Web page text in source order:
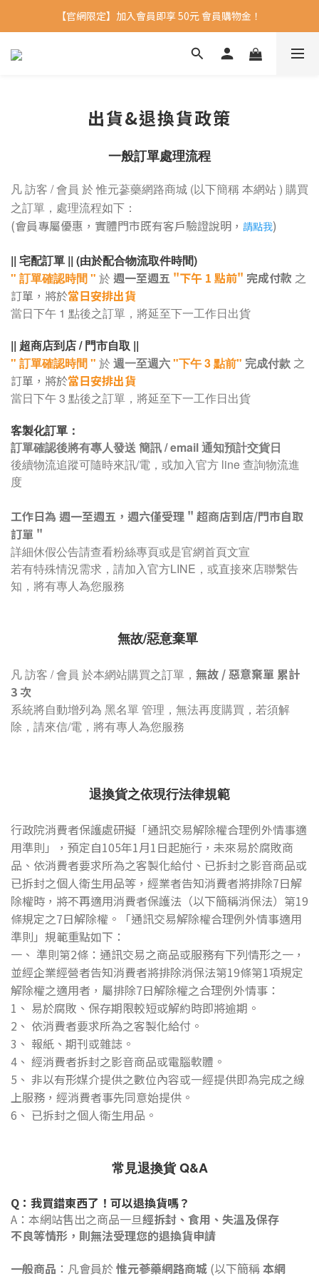
【官網限定】加入會員即享 50元 會員購物金！
出貨&退換貨政策
一般訂單處理流程
凡 訪客 / 會員 於惟元蔘藥網路商城 (以下簡稱本網站 ) 購買
之訂單，處理流程如下：
(會員專屬優惠，實體門市既有客戶驗證說明， 請點我)
|| 宅配訂單 || (由於配合物流取件時間)
" 訂單確認時間 " 於 週一至週五 "下午 1 點前" 完成付款 之
訂單，將於當日安排出貨
當日下午 1 點後之訂單，將延至下一工作日出貨
|| 超商店到店 / 門市自取 ||
" 訂單確認時間 " 於 週一至週六"下午 3 點前" 完成付款 之
訂單，將於當日安排出貨
當日下午 3 點後之訂單，將延至下一工作日出貨
客製化訂單：
訂單確認後將有專人發送 簡訊 / email 通知預計交貨日
後續物流追蹤可隨時來訊/電，或加入官方 line 查詢物流進
度
工作日為 週一至週五，週六僅受理 " 超商店到店/門市自取
訂單 "
詳細休假公告請查看粉絲專頁或是官網首頁文宣
若有特殊情況需求，請加入官方LINE，或直接來店聯繫告
知，將有專人為您服務
無故/惡意棄單
凡 訪客 / 會員 於本網站購買之訂單， 無故 / 惡意棄單 累計
3 次
系統將自動增列為 黑名單 管理，無法再度購買，若須解
除，請來信/電，將有專人為您服務
退換貨之依現行法律規範
行政院消費者保護處研擬「通訊交易解除權合理例外情事適
用準則」，預定自105年1月1日起施行，未來易於腐敗商
品、依消費者要求所為之客製化給付、已拆封之影音商品或
已拆封之個人衛生用品等，經業者告知消費者將排除7日解
除權時，將不再適用消費者保護法（以下簡稱消保法）第19
條規定之7日解除權。「通訊交易解除權合理例外情事適用
準則」規範重點如下：
一、 準則第2條：通訊交易之商品或服務有下列情形之一，
並經企業經營者告知消費者將排除消保法第19條第1項規定
解除權之適用者，屬排除7日解除權之合理例外情事：
1、 易於腐敗、保存期限較短或解約時即將逾期。
2、 依消費者要求所為之客製化給付。
3、 報紙、期刊或雜誌。
4、 經消費者拆封之影音商品或電腦軟體。
5、 非以有形媒介提供之數位內容或一經提供即為完成之線
上服務，經消費者事先同意始提供。
6、 已拆封之個人衛生用品。
常見退換貨 Q&A
Q：我買錯東西了！可以退換貨嗎？
A： 本網站售出之商品一旦經拆封、食用、失溫及保存
不良等情形 ，則無法受理您的退換貨申請
一般商品 ： 凡會員於惟元蔘藥網路商城 (以下簡稱本網